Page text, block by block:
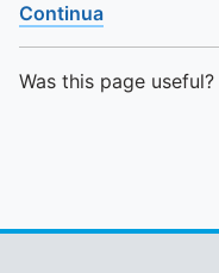
Continua
Was this page useful?